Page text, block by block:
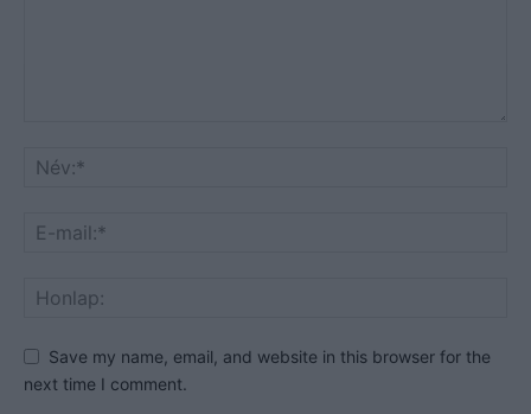
Save my name, email, and website in this browser for the
next time I comment.